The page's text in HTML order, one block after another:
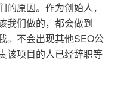
原因。作为创始人，
我们做的，都会做到
。不会出现其他SEO公
该项目的人已经辞职等